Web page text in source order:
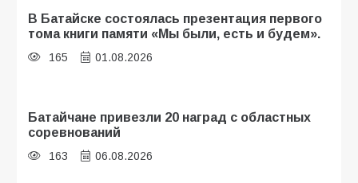
В Батайске состоялась презентация первого
тома книги памяти «Мы были, есть и будем».
165 01.08.2026
Батайчане привезли 20 наград с областных
соревнований
163 06.08.2026